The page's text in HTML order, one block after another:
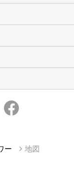
ー
地図